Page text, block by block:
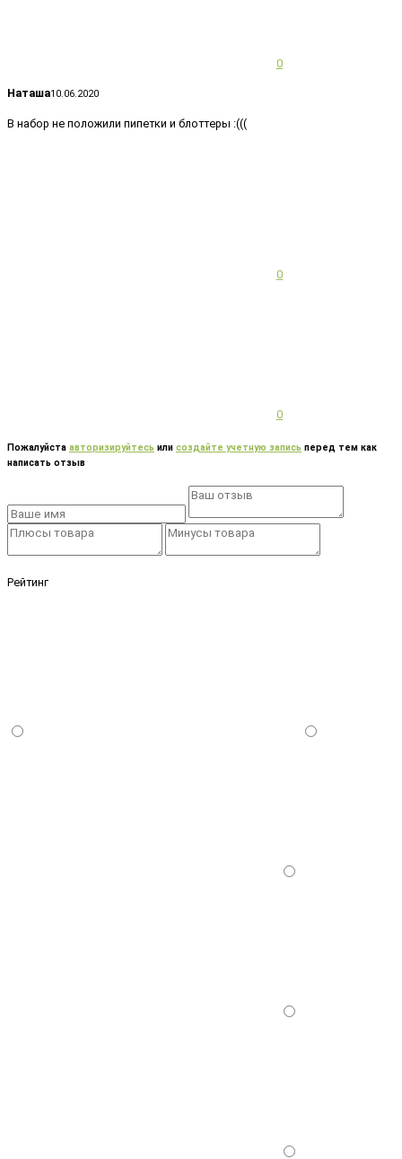
0
Наташа10.06.2020
В набор не положили пипетки и блоттеры :(((
0
0
Пожалуйста авторизируйтесь или создайте учетную запись перед тем как
написать отзыв
Рейтинг